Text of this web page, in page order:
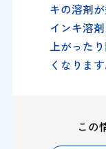
キの溶剤
インキ溶
上がった
くなります
この